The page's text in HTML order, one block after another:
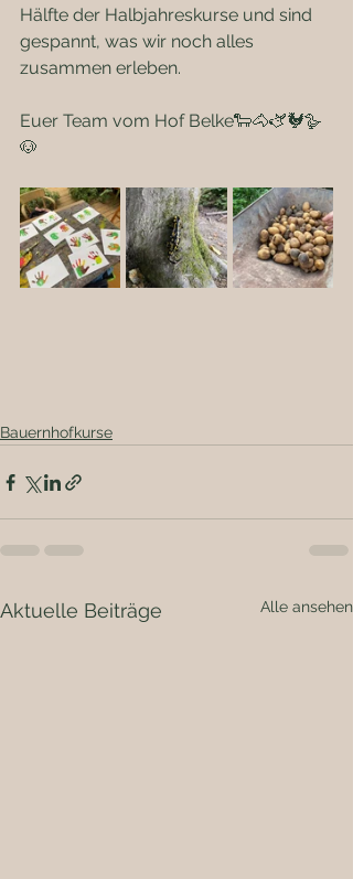
Hälfte der Halbjahreskurse und sind
gespannt, was wir noch alles
zusammen erleben.
Euer Team vom Hof Belke🐑🐴🫏🐓🪿
🐶
Bauernhofkurse
Aktuelle Beiträge Alle ansehen